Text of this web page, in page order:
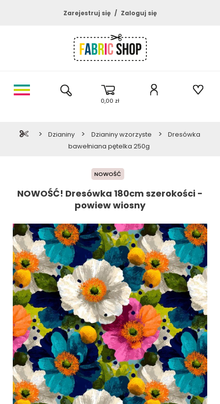
Zarejestruj się Zaloguj się
0,00 zł
> Dzianiny > Dzianiny wzorzyste >
Dresówka
bawełniana pętelka 250g
NOWOŚĆ
NOWOŚĆ! Dresówka 180cm szerokości -
powiew wiosny